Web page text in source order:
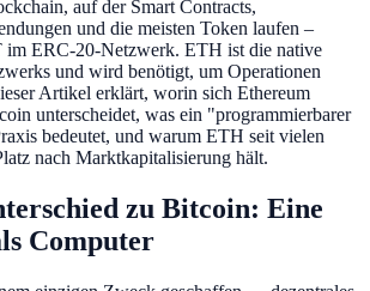
auf der Smart Contracts,
und die meisten Token laufen –
ERC-20-Netzwerk. ETH ist die native
und wird benötigt, um Operationen
Artikel erklärt, worin sich Ethereum
unterscheidet, was ein "programmierbarer
bedeutet, und warum ETH seit vielen
nach Marktkapitalisierung hält.
zu Bitcoin: Eine
Computer